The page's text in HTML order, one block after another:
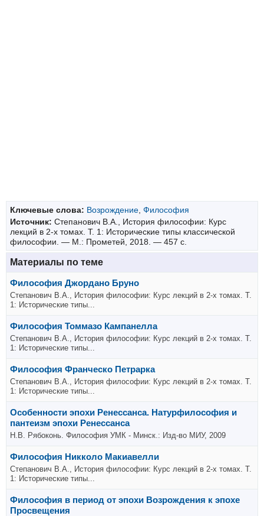
Ключевые слова: Возрождение, Философия
Источник: Степанович В.А., История философии: Курс
лекций в 2-х томах. Т. 1: Исторические типы классической
философии. — М.: Прометей, 2018. — 457 с.
Материалы по теме
Философия Джордано Бруно
Степанович В.А., История философии: Курс лекций в 2-х томах. Т.
1: Исторические типы...
Философия Томмазо Кампанелла
Степанович В.А., История философии: Курс лекций в 2-х томах. Т.
1: Исторические типы...
Философия Франческо Петрарка
Степанович В.А., История философии: Курс лекций в 2-х томах. Т.
1: Исторические типы...
Особенности эпохи Ренессанса. Натурфилософия и
пантеизм эпохи Ренессанса
Н.В. Рябоконь. Философия УМК - Минск.: Изд-во МИУ, 2009
Философия Никколо Макиавелли
Степанович В.А., История философии: Курс лекций в 2-х томах. Т.
1: Исторические типы...
Философия в период от эпохи Возрождения к эпохе
Просвещения